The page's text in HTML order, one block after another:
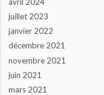
juillet 2023
janvier 2022
décembre 2021
novembre 2021
juin 2021
mars 2021